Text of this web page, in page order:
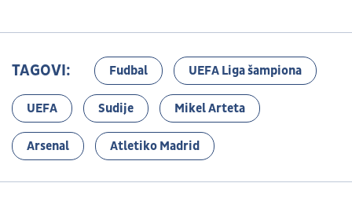
TAGOVI: Fudbal UEFA Liga šampiona
UEFA Sudije Mikel Arteta
Arsenal Atletiko Madrid